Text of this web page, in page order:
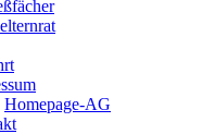
Homepage-AG